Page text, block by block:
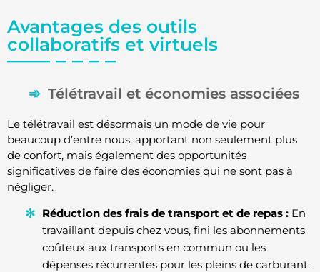
Avantages des outils
collaboratifs et virtuels
Télétravail et économies associées
Le télétravail est désormais un mode de vie pour
beaucoup d’entre nous, apportant non seulement plus
de confort, mais également des opportunités
significatives de faire des économies qui ne sont pas à
négliger.
Réduction des frais de transport et de repas : En
travaillant depuis chez vous, fini les abonnements
coûteux aux transports en commun ou les
dépenses récurrentes pour les pleins de carburant.